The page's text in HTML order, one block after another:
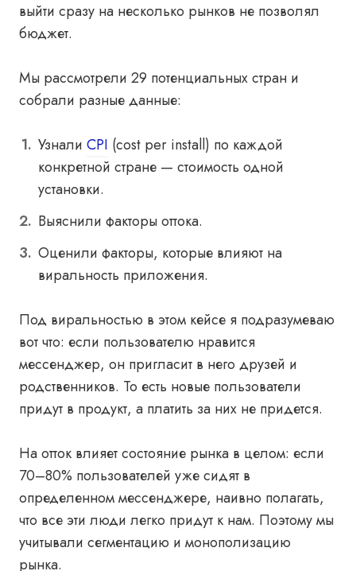
выйти сразу на несколько рынков не позволял
бюджет.
Мы рассмотрели 29 потенциальных стран и
собрали разные данные:
Узнали CPI (cost per install) по каждой
конкретной стране — стоимость одной
установки.
Выяснили факторы оттока.
Оценили факторы, которые влияют на
виральность приложения.
Под виральностью в этом кейсе я подразумеваю
вот что: если пользователю нравится
мессенджер, он пригласит в него друзей и
родственников. То есть новые пользователи
придут в продукт, а платить за них не придется.
На отток влияет состояние рынка в целом: если
70–80% пользователей уже сидят в
определенном мессенджере, наивно полагать,
что все эти люди легко придут к нам. Поэтому мы
учитывали сегментацию и монополизацию
рынка.